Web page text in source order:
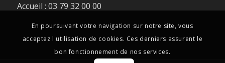
Accueil : 03 79 32 00 00
En poursuivant votre navigation sur notre site, vous
acceptez l'utilisation de cookies. Ces derniers assurent le
bon fonctionnement de nos services.